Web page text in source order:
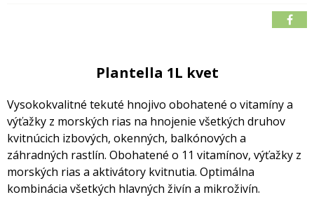
Plantella 1L kvet
Vysokokvalitné tekuté hnojivo obohatené o vitamíny a
výťažky z morských rias na hnojenie všetkých druhov
kvitnúcich izbových, okenných, balkónových a
záhradných rastlín. Obohatené o 11 vitamínov, výťažky z
morských rias a aktivátory kvitnutia. Optimálna
kombinácia všetkých hlavných živín a mikroživín.